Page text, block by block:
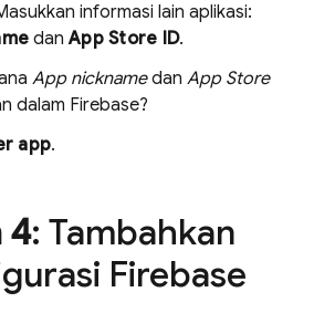
informasi lain aplikasi:
danApp Store ID.
App nicknamedan App Store
dalam Firebase?
app.
4: Tambahkan
Firebase